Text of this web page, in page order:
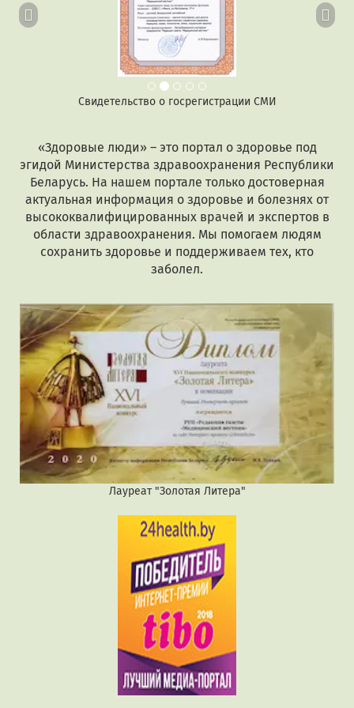
Свидетельство о госрегистрации СМИ
«Здоровые люди» – это портал о здоровье под
эгидой Министерства здравоохранения Республики
Беларусь. На нашем портале только достоверная
актуальная информация о здоровье и болезнях от
высококвалифицированных врачей и экспертов в
области здравоохранения. Мы помогаем людям
сохранить здоровье и поддерживаем тех, кто
заболел.
Лауреат "Золотая Литера"